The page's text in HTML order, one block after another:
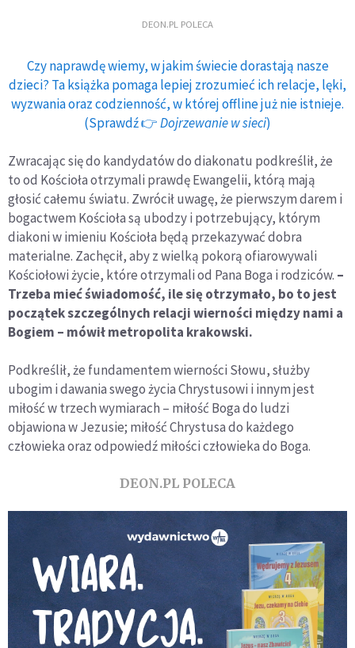
DEON.PL POLECA
Czy naprawdę wiemy, w jakim świecie dorastają nasze
dzieci? Ta książka pomaga lepiej zrozumieć ich relacje, lęki,
wyzwania oraz codzienność, w której offline już nie istnieje.
(Sprawdź 👉Dojrzewanie w sieci)
Zwracając się do kandydatów do diakonatu podkreślił, że
to od Kościoła otrzymali prawdę Ewangelii, którą mają
głosić całemu światu. Zwrócił uwagę, że pierwszym darem i
bogactwem Kościoła są ubodzy i potrzebujący, którym
diakoni w imieniu Kościoła będą przekazywać dobra
materialne. Zachęcił, aby z wielką pokorą ofiarowywali
Kościołowi życie, które otrzymali od Pana Boga i rodziców. –
Trzeba mieć świadomość, ile się otrzymało, bo to jest
początek szczególnych relacji wierności między nami a
Bogiem – mówił metropolita krakowski.
Podkreślił, że fundamentem wierności Słowu, służby
ubogim i dawania swego życia Chrystusowi i innym jest
miłość w trzech wymiarach – miłość Boga do ludzi
objawiona w Jezusie; miłość Chrystusa do każdego
człowieka oraz odpowiedź miłości człowieka do Boga.
DEON.PL POLECA